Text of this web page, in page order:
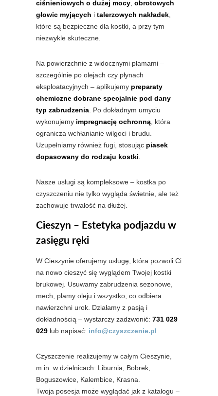
ciśnieniowych o dużej mocy obrotowych
głowic myjących i talerzowych nakładek
które są bezpieczne dla kostki, a przy tym
niezwykle skuteczne.
Na powierzchnie z widocznymi plamami –
szczególnie po olejach czy płynach
eksploatacyjnych – aplikujemy preparaty
chemiczne dobrane specjalnie pod dany
typ zabrudzenia . Po dokładnym umyciu
wykonujemy impregnację ochronną , która
ogranicza wchłanianie wilgoci i brudu.
Uzupełniamy również fugi, stosując piasek
dopasowany do rodzaju kostki
Nasze usługi są kompleksowe – kostka po
czyszczeniu nie tylko wygląda świetnie, ale też
zachowuje trwałość na dłużej.
Cieszyn – Estetyka podjazdu w
zasięgu ręki
W Cieszynie oferujemy usługę, która pozwoli Ci
na nowo cieszyć się wyglądem Twojej kostki
brukowej. Usuwamy zabrudzenia sezonowe,
mech, plamy oleju i wszystko, co odbiera
nawierzchni urok. Działamy z pasją i
dokładnością – wystarczy zadzwonić: 731 029
029 lub napisać: info@czyszczenie.pl
Czyszczenie realizujemy w całym Cieszynie,
m.in. w dzielnicach: Liburnia, Bobrek,
Boguszowice, Kalembice, Krasna.
Twoja posesja może wyglądać jak z katalogu –